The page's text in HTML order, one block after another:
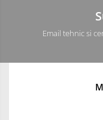
Email tehnic si